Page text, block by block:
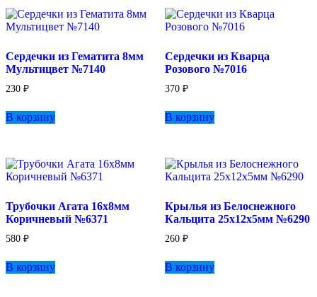
Сердечки из Гематита 8мм
Мультицвет №7140
230 ₽
В корзину
Сердечки из Кварца
Розового №7016
370 ₽
В корзину
Трубочки Агата 16х8мм
Коричневый №6371
580 ₽
В корзину
Крылья из Белоснежного
Кальцита 25х12х5мм №6290
260 ₽
В корзину